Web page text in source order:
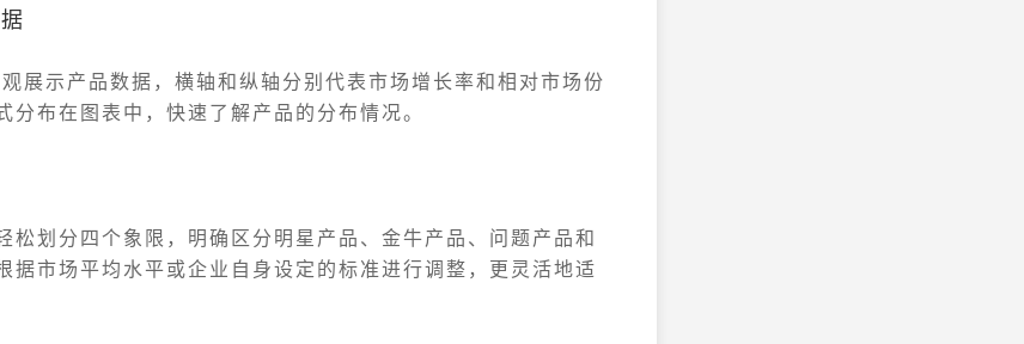
展示产品数据，横轴和纵轴分别代表市场增长率和相对市场份
分布在图表中，快速了解产品的分布情况。
松划分四个象限，明确区分明星产品、金牛产品、问题产品和
据市场平均水平或企业自身设定的标准进行调整，更灵活地适